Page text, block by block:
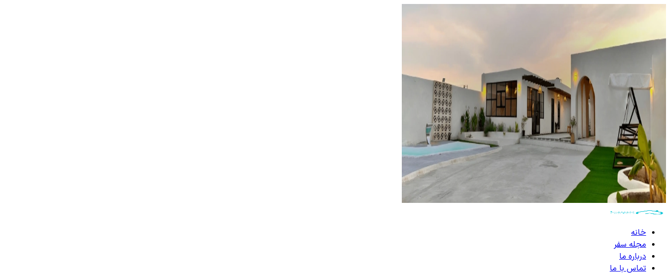
خانه
مجله سفر
درباره ما
تماس با ما